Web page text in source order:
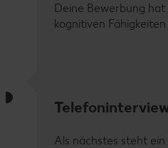
Deine Bewerbung
kognitiven
Als nächstes steht